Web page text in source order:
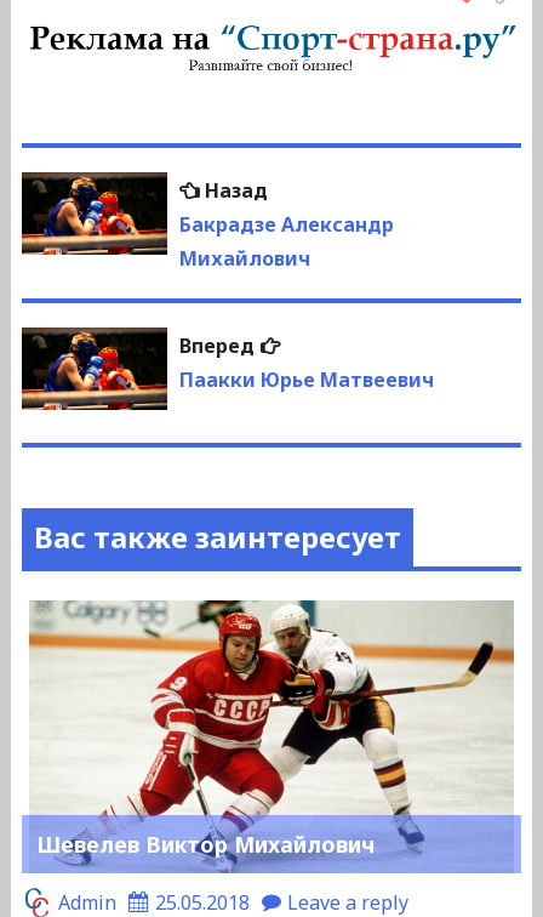
Навигация
по
НазадПредыдущая
запись:
Бакрадзе Александр
Михайлович
Вперед
Следующая
запись:
Паакки Юрье Матвеевич
Вас также заинтересует
Шевелев Виктор Михайлович
Admin 25.05.2018 Leave a reply